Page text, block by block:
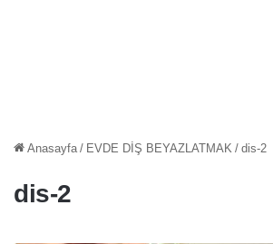
Anasayfa / EVDE DİŞ BEYAZLATMAK / dis-2
dis-2